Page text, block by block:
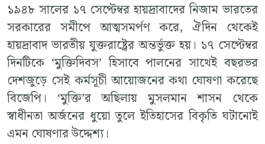
১৯৪৮ সালের ১৭ সেপ্টেম্বর হায়দ্রাবাদের নিজাম ভারতের
সরকারের সমীপে আত্মসমর্পণ করে, ঐদিন থেকেই
হায়দ্রাবাদ ভারতীয় যুক্তরাষ্ট্রের অন্তর্ভুক্ত হয়। ১৭ সেপ্টেম্বর
দিনটিকে ‘মুক্তিদিবস’ হিসাবে পালনের সাথেই বছরভর
দেশজুড়ে সেই কর্মসূচী আয়োজনের কথা ঘোষণা করেছে
বিজেপি। ‘মুক্তি’র অছিলায় মুসলমান শাসন থেকে
স্বাধীনতা অর্জনের ধুয়ো তুলে ইতিহাসের বিকৃতি ঘটানোই
এমন ঘোষণার উদ্দেশ্য।